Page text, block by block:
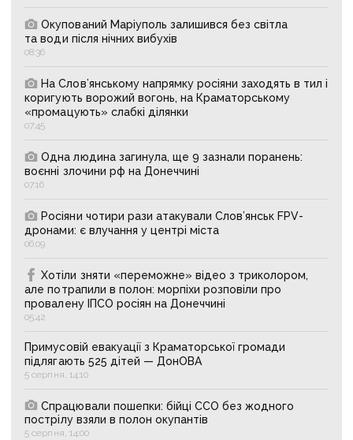
Окупований Маріуполь залишився без світла
та води після нічних вибухів
08:36
На Слов’янському напрямку росіяни заходять в тил і
коригують ворожий вогонь, на Краматорському
«промацують» слабкі ділянки
07:45
Одна людина загинула, ще 9 зазнали поранень:
воєнні злочини рф на Донеччині
07:16
Росіяни чотири рази атакували Слов’янськ FPV-
дронами: є влучання у центрі міста
06:09
Хотіли зняти «переможне» відео з триколором,
але потрапили в полон: морпіхи розповіли про
провалену ІПСО росіян на Донеччині
05:42
Примусовій евакуації з Краматорської громади
підлягають 525 дітей — ДонОВА
5 серпня, 14:10
Спрацювали пошепки: бійці ССО без жодного
пострілу взяли в полон окупантів
5 серпня, 14:00